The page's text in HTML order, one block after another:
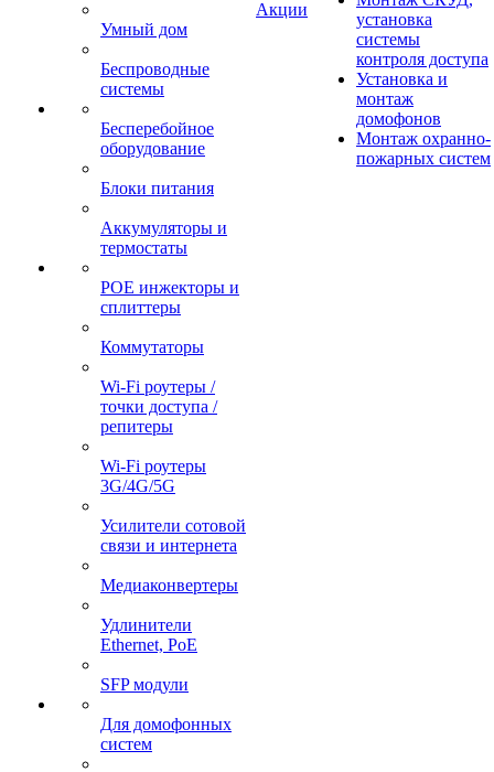
Умный дом
Беспроводные
системы
Бесперебойное
оборудование
Блоки питания
Аккумуляторы и
термостаты
POE инжекторы и
сплиттеры
Коммутаторы
Wi-Fi роутеры /
точки доступа /
репитеры
Wi-Fi роутеры
3G/4G/5G
Усилители сотовой
связи и интернета
Медиаконвертеры
Удлинители
Ethernet, PoE
SFP модули
Для домофонных
систем
Акции
установка
системы
контроля доступа
Установка и
монтаж
домофонов
Монтаж охранно-
пожарных систем